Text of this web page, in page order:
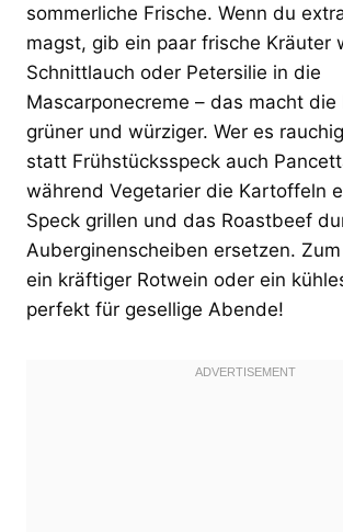
sommerliche Frische. Wenn du
magst, gib ein paar frische Kräuter
Schnittlauch oder Petersilie in die
Mascarponecreme – das macht die
grüner und würziger. Wer es
statt Frühstücksspeck auch
während Vegetarier die Kartoffeln
Speck grillen und das Roastbeef
Auberginenscheiben ersetzen.
ein kräftiger Rotwein oder ein
perfekt für gesellige Abende!